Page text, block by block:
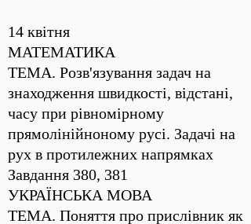
14 квітня
МАТЕМАТИКА
ТЕМА. Розв'язування задач на
знаходження швидкості, відстані,
часу при рівномірному
прямолінійноному русі. Задачі на
рух в протилежних напрямках
Завдання 380, 381
УКРАЇНСЬКА МОВА
ТЕМА. Поняття про прислівник як